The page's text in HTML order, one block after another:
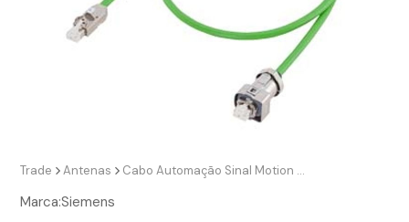
Trade Antenas Cabo Automação Sinal Motion Connect 800 9M Sinamics S120 Siemens 6FX80022DC101AK0
Marca:Siemens